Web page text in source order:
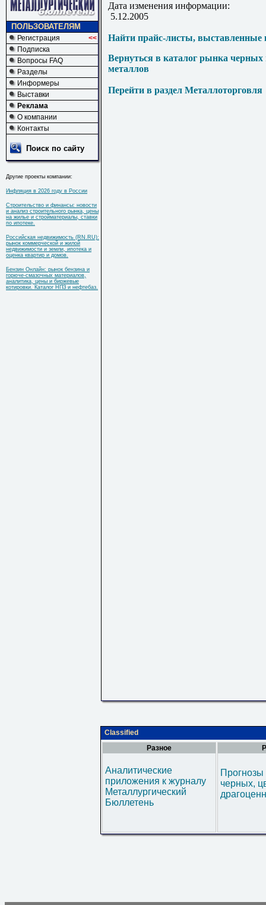
ПОЛЬЗОВАТЕЛЯМ
Регистрация
<<
Подписка
Вопросы FAQ
Разделы
Информеры
Выставки
Реклама
О компании
Контакты
Поиск по сайту
Другие проекты компании:
Инфляция в 2026 году в России
Строительство и финансы: новости
и анализ строительного рынка, цены
на жилье и стройматериалы, ставки
по ипотеке.
Российская недвижимость (RN.RU):
рынок коммерческой и жилой
недвижимости и земли, ипотека и
оценка квартир и домов.
Бензин Онлайн: рынок бензина и
горюче-смазочных материалов,
аналитика, цены и биржевые
котировки. Каталог НПЗ и нефтебаз.
Дата изменения информации:
5.12.2005
Найти прайс-листы, выставленные
Вернуться в каталог рынка
металлов
Перейти в раздел Металлоторговля
Classified
Разное
Аналитические
приложения к журналу
Металлургический
Бюллетень
черных,